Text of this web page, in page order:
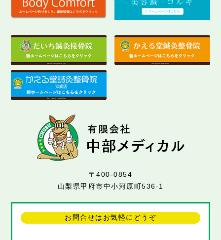
〒400-0854
山梨県甲府市中小河原町536-1
お問合せはお気軽にどうぞ